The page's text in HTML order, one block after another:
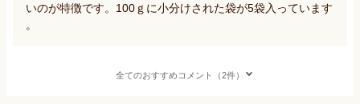
いのが特徴です。100ｇに小分けされた袋が5袋入っています
。
全てのおすすめコメント（2件）